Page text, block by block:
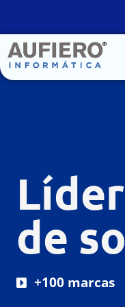
de
+100 marcas